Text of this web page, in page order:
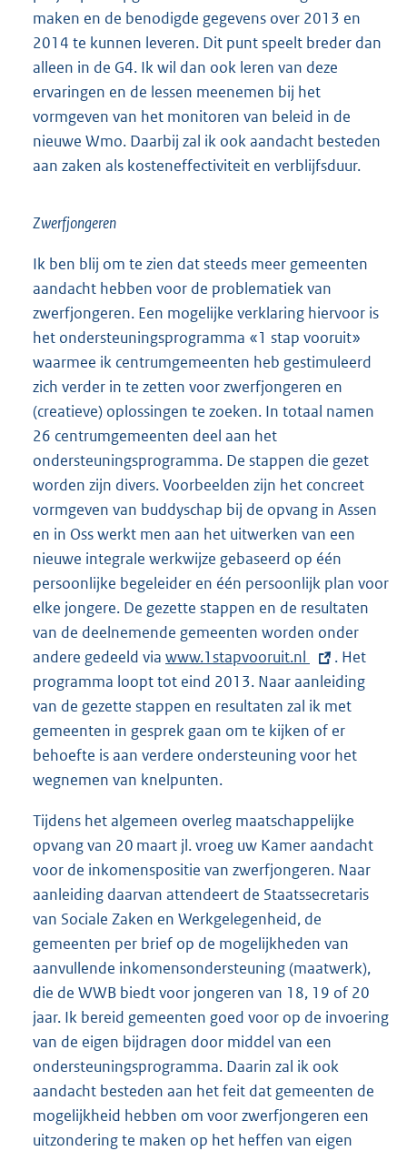
maken en de benodigde gegevens over 2013 en
2014 te kunnen leveren. Dit punt speelt breder dan
alleen in de G4. Ik wil dan ook leren van deze
ervaringen en de lessen meenemen bij het
vormgeven van het monitoren van beleid in de
nieuwe Wmo. Daarbij zal ik ook aandacht besteden
aan zaken als kosteneffectiviteit en verblijfsduur.
Zwerfjongeren
Ik ben blij om te zien dat steeds meer gemeenten
aandacht hebben voor de problematiek van
zwerfjongeren. Een mogelijke verklaring hiervoor is
het ondersteuningsprogramma «1 stap vooruit»
waarmee ik centrumgemeenten heb gestimuleerd
zich verder in te zetten voor zwerfjongeren en
(creatieve) oplossingen te zoeken. In totaal namen
26 centrumgemeenten deel aan het
ondersteuningsprogramma. De stappen die gezet
worden zijn divers. Voorbeelden zijn het concreet
vormgeven van buddyschap bij de opvang in Assen
en in Oss werkt men aan het uitwerken van een
nieuwe integrale werkwijze gebaseerd op één
persoonlijke begeleider en één persoonlijk plan voor
elke jongere. De gezette stappen en de resultaten
van de deelnemende gemeenten worden onder
andere gedeeld via E
x
t
e
r
n
l
i
n
k
:
www.1stapvooruit.nl
. Het
programma loopt tot eind 2013. Naar aanleiding
van de gezette stappen en resultaten zal ik met
gemeenten in gesprek gaan om te kijken of er
behoefte is aan verdere ondersteuning voor het
wegnemen van knelpunten.
Tijdens het algemeen overleg maatschappelijke
opvang van 20 maart jl. vroeg uw Kamer aandacht
voor de inkomenspositie van zwerfjongeren. Naar
aanleiding daarvan attendeert de Staatssecretaris
van Sociale Zaken en Werkgelegenheid, de
gemeenten per brief op de mogelijkheden van
aanvullende inkomensondersteuning (maatwerk),
die de WWB biedt voor jongeren van 18, 19 of 20
jaar. Ik bereid gemeenten goed voor op de invoering
van de eigen bijdragen door middel van een
ondersteuningsprogramma. Daarin zal ik ook
aandacht besteden aan het feit dat gemeenten de
mogelijkheid hebben om voor zwerfjongeren een
uitzondering te maken op het heffen van eigen